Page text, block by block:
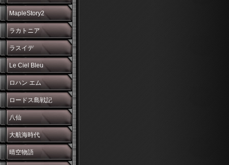
MapleStory2
ラカトニア
ラスイデ
Le Ciel Bleu
ロハン エム
ロードス島戦記
八仙
大航海時代
晴空物語